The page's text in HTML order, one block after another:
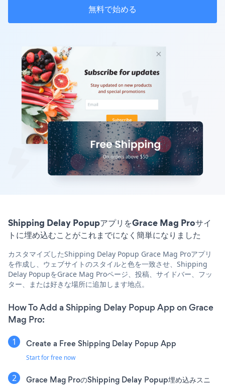
無料で始める
Shipping Delay PopupアプリをGrace Mag Proサイ
トに埋め込むことがこれまでになく簡単になりました
カスタマイズしたShipping Delay Popup Grace Mag Proアプリ
を作成し、ウェブサイトのスタイルと色を一致させ、Shipping
Delay PopupをGrace Mag Proページ、投稿、サイドバー、フッ
ター、または好きな場所に追加します地点。
How To Add a Shipping Delay Popup App on Grace
Mag Pro:
Create a Free Shipping Delay Popup App
Start for free now
Grace Mag ProのShipping Delay Popup埋め込みスニ